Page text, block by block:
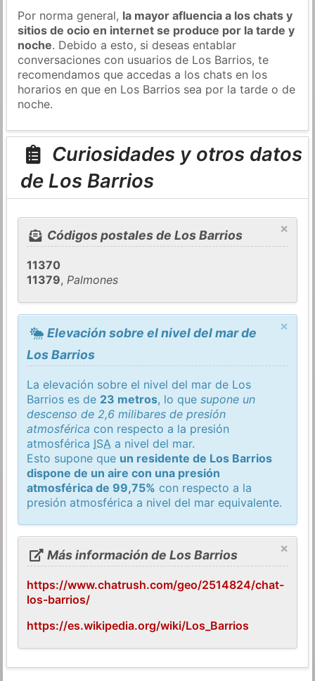
Por norma general, la mayor afluencia a los chats y
sitios de ocio en internet se produce por la tarde y
noche. Debido a esto, si deseas entablar
conversaciones con usuarios de Los Barrios, te
recomendamos que accedas a los chats en los
horarios en que en Los Barrios sea por la tarde o de
noche.
Curiosidades y otros datos
de Los Barrios
×
Códigos postales de Los Barrios
11370
11379,Palmones
×
Elevación sobre el nivel del mar de
Los Barrios
La elevación sobre el nivel del mar de Los
Barrios es de 23 metros, lo quesupone un
descenso de 2,6 milibares de presión
atmosférica con respecto a la presión
atmosférica ISA a nivel del mar.
Esto supone que un residente de Los Barrios
dispone de un aire con una presión
atmosférica de 99,75% con respecto a la
presión atmosférica a nivel del mar equivalente.
×
Más información de Los Barrios
https://www.chatrush.com/geo/2514824/chat-
los-barrios/
https://es.wikipedia.org/wiki/Los_Barrios